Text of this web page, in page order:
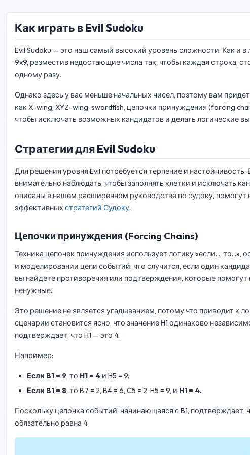
Как играть в Evil Sudoku
Evil Sudoku — это наш самый высокий уровень сложности. Как и
9x9, разместив недостающие числа так, чтобы каждая строка,
одному разу.
Однако здесь у вас меньше начальных чисел, поэтому вам
как X-wing, XYZ-wing, swordfish, цепочки принуждения (forcing
чтобы исключать возможных кандидатов и делать логические
Стратегии для Evil Sudoku
Для решения уровня Evil потребуется терпение и
внимательно наблюдать, чтобы заполнять клетки и исключать
описаны в нашем расширенном руководстве по судоку,
эффективных стратегий Судоку.
Цепочки принуждения (Forcing Chains)
Техника цепочек принуждения использует логику «если...,
и моделировании цепи событий: что случится, если один
вы найдете противоречия или подтверждения, которые
ненужные.
Это решение не является угадыванием, потому что приводит к
сценарии становится ясно, что значение H1 одинаково
подтверждает, что H1 — это 4.
Например:
Если B1 = 9, то H1 = 4 и H5 = 9.
Если B1 = 8, то B7 = 2, B4 = 6, C5 = 2, H5 = 9, и H1 = 4.
Поскольку цепочка событий, начинающаяся с B1, подтверждает,
обязательно равна 4.